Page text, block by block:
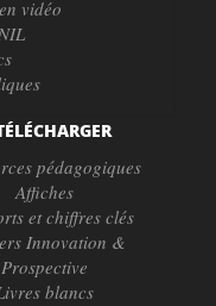
vidéo
pédagogiques
Affiches
et chiffres clés
Innovation &
Prospective
blancs